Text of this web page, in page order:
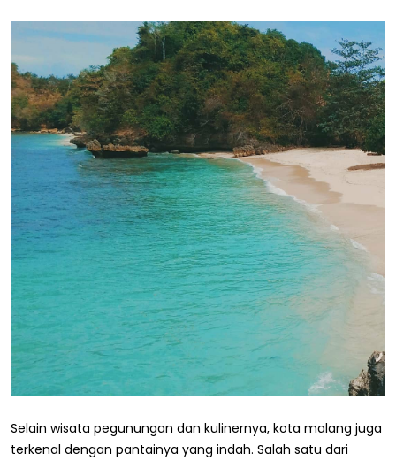
Selain wisata pegunungan dan kulinernya, kota malang juga
terkenal dengan pantainya yang indah. Salah satu dari